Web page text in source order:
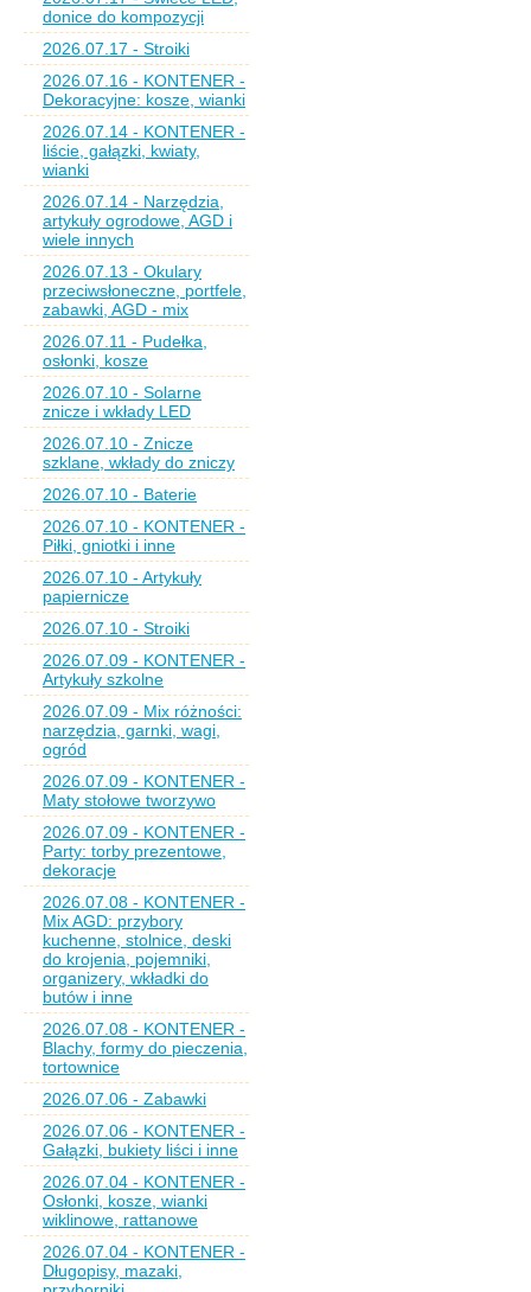
donice do kompozycji
2026.07.17 - Stroiki
2026.07.16 - KONTENER -
Dekoracyjne: kosze, wianki
2026.07.14 - KONTENER -
liście, gałązki, kwiaty,
wianki
2026.07.14 - Narzędzia,
artykuły ogrodowe, AGD i
wiele innych
2026.07.13 - Okulary
przeciwsłoneczne, portfele,
zabawki, AGD - mix
2026.07.11 - Pudełka,
osłonki, kosze
2026.07.10 - Solarne
znicze i wkłady LED
2026.07.10 - Znicze
szklane, wkłady do zniczy
2026.07.10 - Baterie
2026.07.10 - KONTENER -
Piłki, gniotki i inne
2026.07.10 - Artykuły
papiernicze
2026.07.10 - Stroiki
2026.07.09 - KONTENER -
Artykuły szkolne
2026.07.09 - Mix różności:
narzędzia, garnki, wagi,
ogród
2026.07.09 - KONTENER -
Maty stołowe tworzywo
2026.07.09 - KONTENER -
Party: torby prezentowe,
dekoracje
2026.07.08 - KONTENER -
Mix AGD: przybory
kuchenne, stolnice, deski
do krojenia, pojemniki,
organizery, wkładki do
butów i inne
2026.07.08 - KONTENER -
Blachy, formy do pieczenia,
tortownice
2026.07.06 - Zabawki
2026.07.06 - KONTENER -
Gałązki, bukiety liści i inne
2026.07.04 - KONTENER -
Osłonki, kosze, wianki
wiklinowe, rattanowe
2026.07.04 - KONTENER -
Długopisy, mazaki,